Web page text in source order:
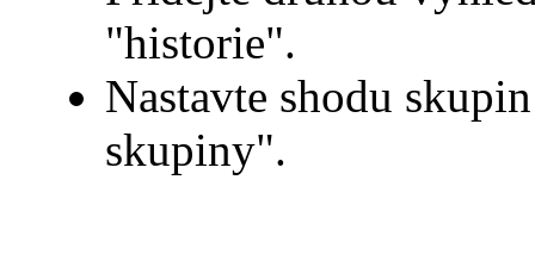
"historie".
Nastavte shodu
skupiny".